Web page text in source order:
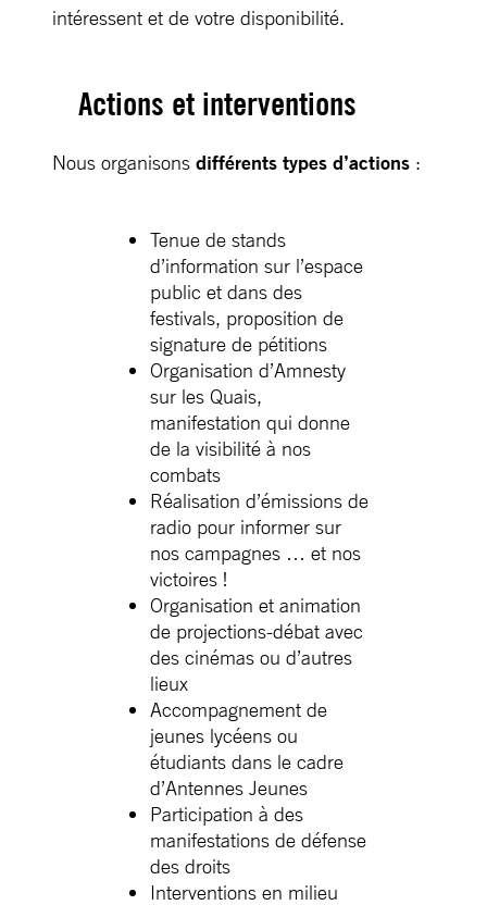
intéressent et de votre disponibilité.
Actions et interventions
Nous organisons différents types d’actions :
Tenue de stands
d’information sur l’espace
public et dans des
festivals, proposition de
signature de pétitions
Organisation d’Amnesty
sur les Quais,
manifestation qui donne
de la visibilité à nos
combats
Réalisation d’émissions de
radio pour informer sur
nos campagnes … et nos
victoires !
Organisation et animation
de projections-débat avec
des cinémas ou d’autres
lieux
Accompagnement de
jeunes lycéens ou
étudiants dans le cadre
d’Antennes Jeunes
Participation à des
manifestations de défense
des droits
Interventions en milieu